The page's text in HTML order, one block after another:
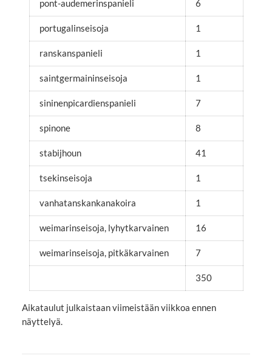
pont-audemerinspanieli 6
portugalinseisoja 1
ranskanspanieli 1
saintgermaininseisoja 1
sininenpicardienspanieli 7
spinone 8
stabijhoun 41
tsekinseisoja 1
vanhatanskankanakoira 1
weimarinseisoja, lyhytkarvainen 16
weimarinseisoja, pitkäkarvainen 7
350
Aikataulut julkaistaan viimeistään viikkoa ennen
näyttelyä.